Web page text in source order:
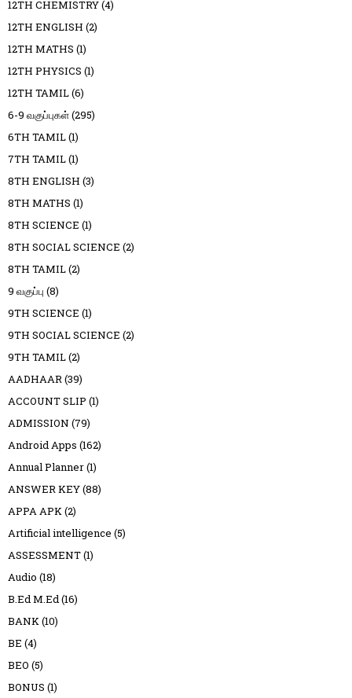
12TH CHEMISTRY(4)
12TH ENGLISH (2)
12TH MATHS (1)
12TH PHYSICS (1)
12TH TAMIL(6)
6-9 வகுப்புகள்(295)
6TH TAMIL(1)
7TH TAMIL(1)
8TH ENGLISH (3)
8TH MATHS (1)
8TH SCIENCE (1)
8TH SOCIAL SCIENCE (2)
8TH TAMIL(2)
9 வகுப்பு (8)
9TH SCIENCE (1)
9TH SOCIAL SCIENCE (2)
9TH TAMIL(2)
AADHAAR(39)
ACCOUNT SLIP (1)
ADMISSION (79)
Android Apps (162)
Annual Planner(1)
ANSWER KEY(88)
APPA APK(2)
Artificial intelligence (5)
ASSESSMENT(1)
Audio (18)
B.Ed M.Ed(16)
BANK(10)
BE (4)
BEO (5)
BONUS (1)